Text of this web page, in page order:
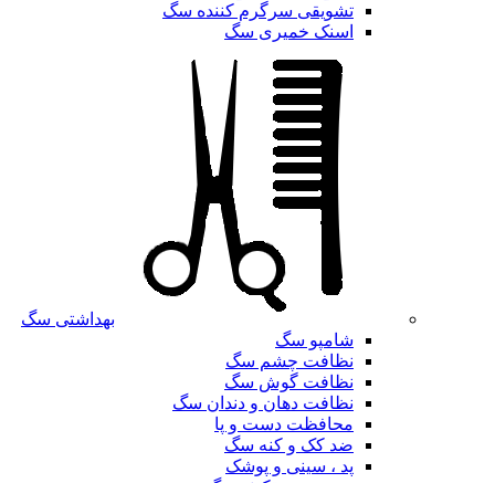
تشویقی سرگرم کننده سگ
اسنک خمیری سگ
بهداشتی سگ
شامپو سگ
نظافت چشم سگ
نظافت گوش سگ
نظافت دهان و دندان سگ
محافظت دست و پا
ضد کک و کنه سگ
پد ، سینی و پوشک